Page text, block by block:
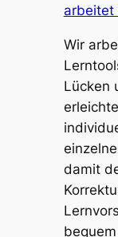
arbeitet
Wir
Lücken
damit